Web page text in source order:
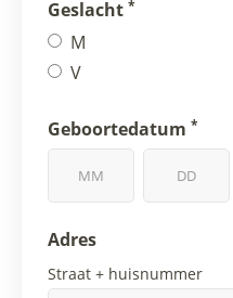
Geslacht *
M
V
Geboortedatum *
Adres
Straat + huisnummer